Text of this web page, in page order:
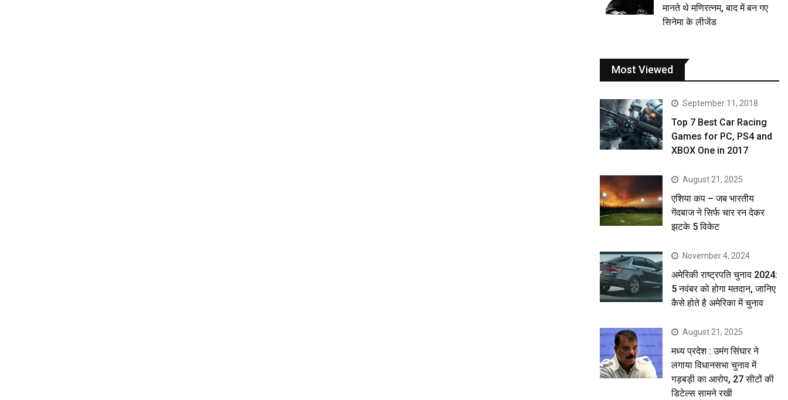
मानते थे मणिरत्नम, बाद में बन गए
सिनेमा के लीजेंड
Most Viewed
September 11, 2018
Top 7 Best Car Racing
Games for PC, PS4 and
XBOX One in 2017
August 21, 2025
एशिया कप – जब भारतीय
गेंदबाज ने सिर्फ चार रन देकर
झटके 5 विकेट
November 4, 2024
अमेरिकी राष्ट्रपति चुनाव 2024:
5 नवंबर को होगा मतदान, जानिए
कैसे होते है अमेरिका में चुनाव
August 21, 2025
मध्य प्रदेश : उमंग सिंघार ने
लगाया विधानसभा चुनाव में
गड़बड़ी का आरोप, 27 सीटों की
डिटेल्स सामने रखी